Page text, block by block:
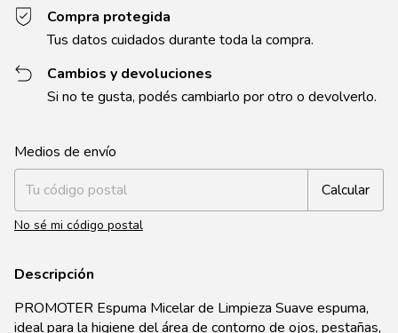
Compra protegida
Tus datos cuidados durante toda la compra.
Cambios y devoluciones
Si no te gusta, podés cambiarlo por otro o devolverlo.
Entregas para el CP:
Medios de envío
Calcular
No sé mi código postal
Descripción
PROMOTER Espuma Micelar de Limpieza Suave espuma,
ideal para la higiene del área de contorno de ojos, pestañas,